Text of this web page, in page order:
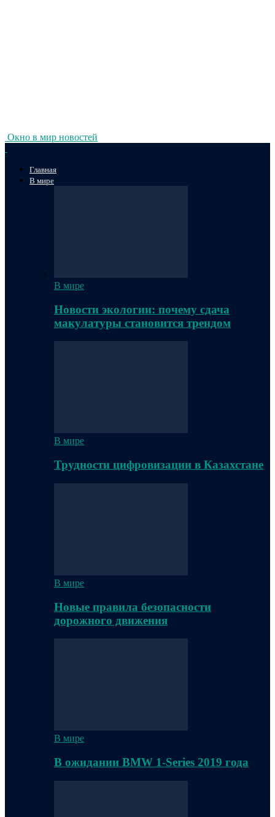
Окно в мир новостей
Главная
В мире
В мире
Новости экологии: почему сдача
макулатуры становится трендом
В мире
Трудности цифровизации в Казахстане
В мире
Новые правила безопасности
дорожного движения
В мире
В ожидании BMW 1-Series 2019 года